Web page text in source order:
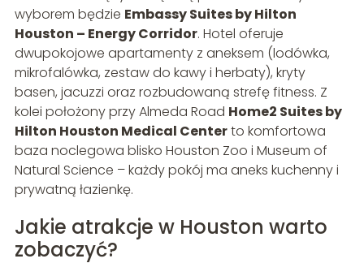
wyborem będzie Embassy Suites by Hilton
Houston – Energy Corridor. Hotel oferuje
dwupokojowe apartamenty z aneksem (lodówka,
mikrofalówka, zestaw do kawy i herbaty), kryty
basen, jacuzzi oraz rozbudowaną strefę fitness. Z
kolei położony przy Almeda Road Home2 Suites by
Hilton Houston Medical Centerto komfortowa
baza noclegowa blisko Houston Zoo i Museum of
Natural Science – każdy pokój ma aneks kuchenny i
prywatną łazienkę.
Jakie atrakcje w Houston warto
zobaczyć?